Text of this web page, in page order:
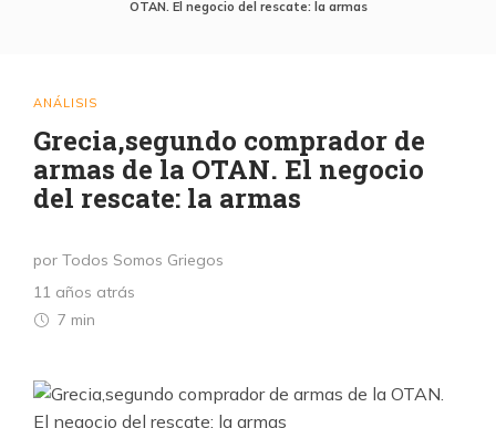
OTAN. El negocio del rescate: la armas
ANÁLISIS
Grecia,segundo comprador de
armas de la OTAN. El negocio
del rescate: la armas
por Todos Somos Griegos
11 años atrás
7 min